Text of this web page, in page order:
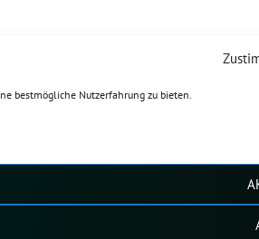
bestmögliche Nutzerfahrung zu bieten.